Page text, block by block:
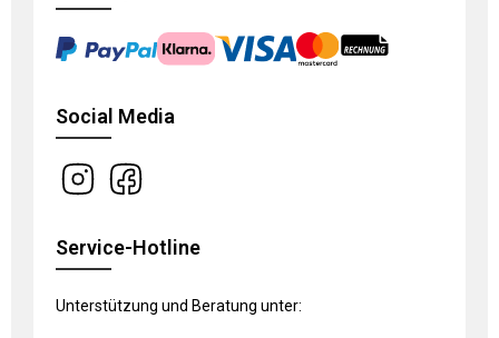
Social Media
Service-Hotline
Unterstützung und Beratung unter: